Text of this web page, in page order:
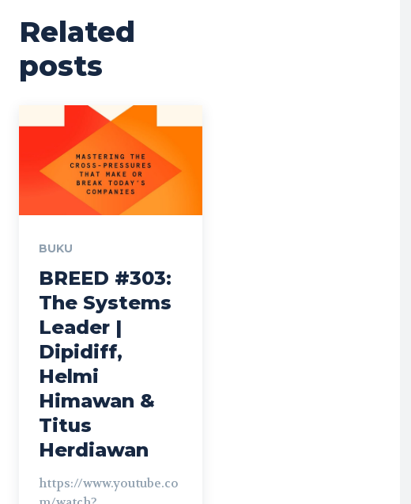
Related
posts
BUKU
BREED #303:
The Systems
Leader |
Dipidiff,
Helmi
Himawan &
Titus
Herdiawan
https://www.youtube.co